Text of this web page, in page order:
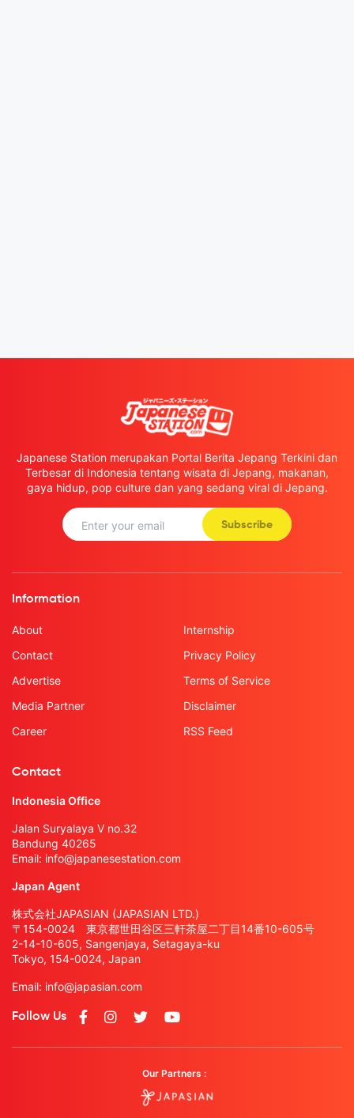
Japanese Station merupakan Portal Berita Jepang Terkini dan
Terbesar di Indonesia tentang wisata di Jepang, makanan,
gaya hidup, pop culture dan yang sedang viral di Jepang.
Subscribe
Information
About
Contact
Advertise
Media Partner
Career
Internship
Privacy Policy
Terms of Service
Disclaimer
RSS Feed
Contact
Indonesia Office
Jalan Suryalaya V no.32
Bandung 40265
Email: info@japanesestation.com
Japan Agent
株式会社JAPASIAN (JAPASIAN LTD.)
〒154-0024 東京都世田谷区三軒茶屋二丁目14番10-605号
2-14-10-605, Sangenjaya, Setagaya-ku
Tokyo, 154-0024, Japan
Email: info@japasian.com
Follow Us
Our Partners :